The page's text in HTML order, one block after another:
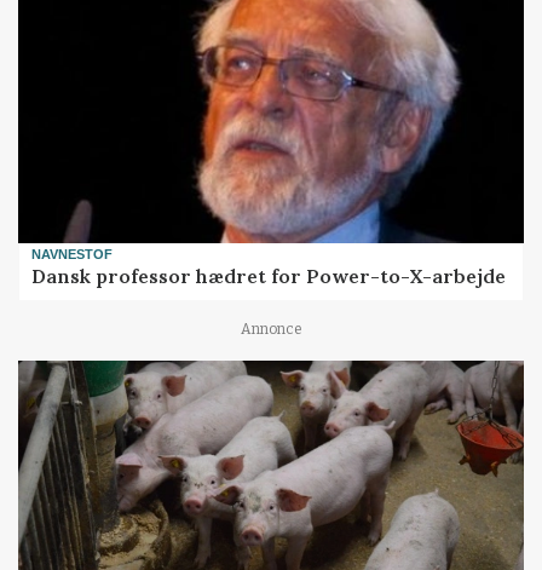
NAVNESTOF
Dansk professor hædret for Power-to-X-arbejde
Annonce